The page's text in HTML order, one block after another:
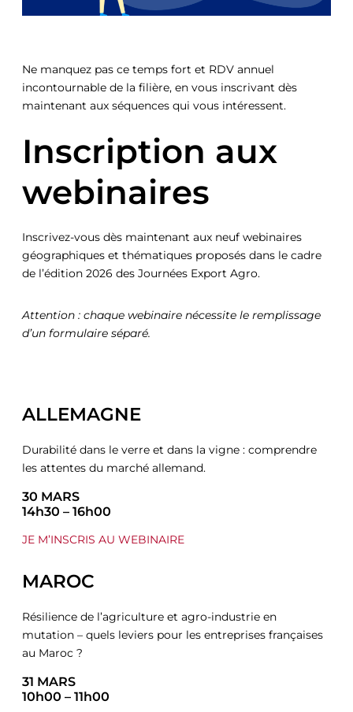
Ne manquez pas ce temps fort et RDV annuel
incontournable de la filière, en vous inscrivant dès
maintenant aux séquences qui vous intéressent.
Inscription aux
webinaires
Inscrivez-vous dès maintenant aux neuf webinaires
géographiques et thématiques proposés dans le cadre
de l’édition 2026 des Journées Export Agro.
Attention : chaque webinaire nécessite le remplissage
d’un formulaire séparé.
ALLEMAGNE
Durabilité dans le verre et dans la vigne : comprendre
les attentes du marché allemand.
30 MARS
14h30 – 16h00
JE M’INSCRIS AU WEBINAIRE
MAROC
Résilience de l’agriculture et agro-industrie en
mutation – quels leviers pour les entreprises françaises
au Maroc ?
31 MARS
10h00 – 11h00